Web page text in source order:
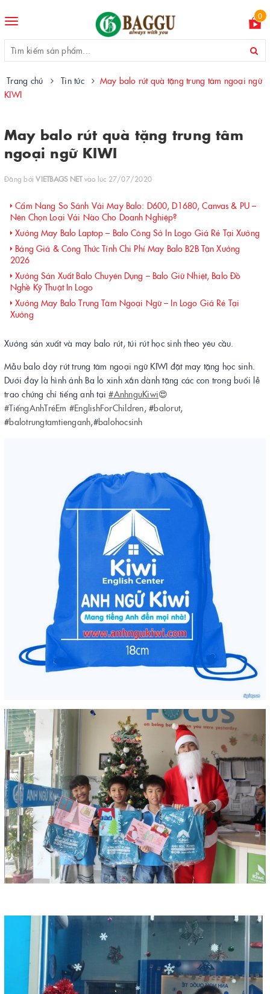
Toggle
0
Trang chủ Tin tức
May balo rút quà tặng trung tâm ngoại ngữ
KIWI
May balo rút quà tặng trung tâm
ngoại ngữ KIWI
Đăng bởiVIETBAGS NETvào lúc 27/07/2020
Cẩm Nang So Sánh Vải May Balo: D600, D1680, Canvas & PU –
Nên Chọn Loại Vải Nào Cho Doanh Nghiệp?
Xưởng May Balo Laptop – Balo Công Sở In Logo Giá Rẻ Tại Xưởng
Bảng Giá & Công Thức Tính Chi Phí May Balo B2B Tận Xưởng
2026
Xưởng Sản Xuất Balo Chuyên Dụng – Balo Giữ Nhiệt, Balo Đồ
Nghề Kỹ Thuật In Logo
Xưởng May Balo Trung Tâm Ngoại Ngữ – In Logo Giá Rẻ Tại
Xưởng
Xưởng sản xuất và may balo rút, túi rút học sinh theo yêu cầu.
Mẫu balo dây rút trung tâm ngoại ngữ KIWI đặt may tặng học sinh.
Dưới đây là hình ảnh Ba lô xinh xắn dành tặng các con trong buổi lễ
trao chứng chỉ tiếng anh tại#AnhnguKiwi😍
#TiếngAnhTrẻEm #EnglishForChildren, #balorut,
#balotrungtamtienganh,#balohocsinh